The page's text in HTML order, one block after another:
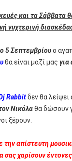
και τα Σάββατα
νυχτερινή
5 Σεπτεμβρίουο
θα είναι μαζί μας για
Rabbitδεν θα
Νικόλαθα δώσουν
ξέρουν.
την απίστευτη
σας χαρίσουν